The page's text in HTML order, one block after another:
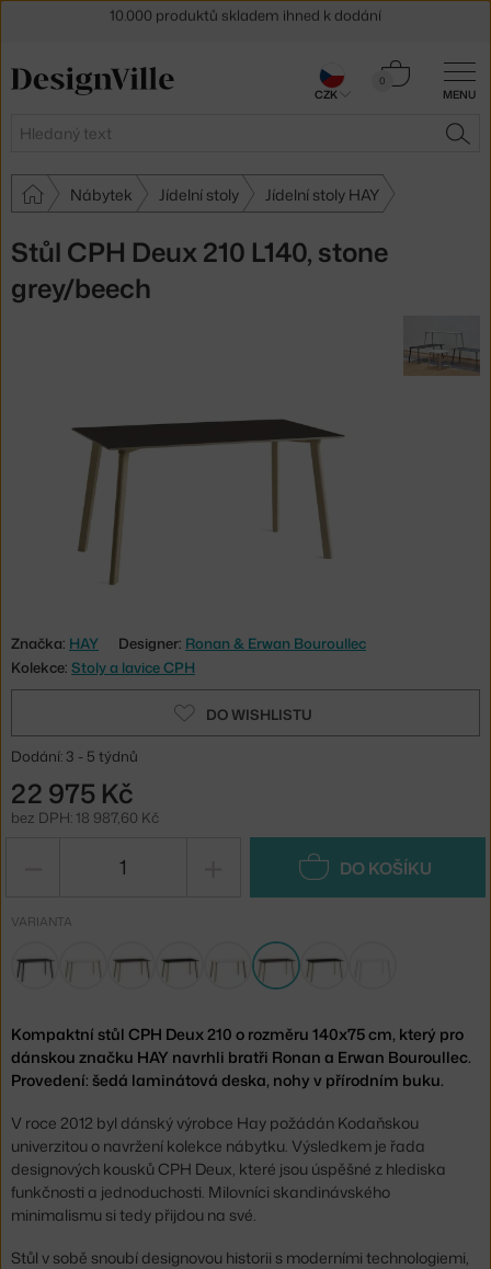
MENU
Hledat
0
Košík
Nábytek Jídelní stoly Jídelní stoly HAY
Stůl CPH Deux 210 L140, stone
grey/beech
Značka: HAY Designer: Ronan & Erwan Bouroullec
Kolekce: Stoly a lavice CPH
DO WISHLISTU
Dodání: 3 - 5 týdnů
22 975 Kč
bez DPH: 18 987,60 Kč
DO KOŠÍKU
VARIANTA
Kompaktní stůl CPH Deux 210 o rozměru 140x75 cm, který pro
dánskou značku HAY navrhli bratři Ronan a Erwan Bouroullec.
Provedení: šedá laminátová deska, nohy v přírodním buku.
V roce 2012 byl dánský výrobce Hay požádán Kodaňskou
univerzitou o navržení kolekce nábytku. Výsledkem je řada
designových kousků CPH Deux, které jsou úspěšné z hlediska
funkčnosti a jednoduchosti. Milovníci skandinávského
minimalismu si tedy přijdou na své.
Stůl v sobě snoubí designovou historii s moderními technologiemi,
30 dní na vrácení zboží
CZK